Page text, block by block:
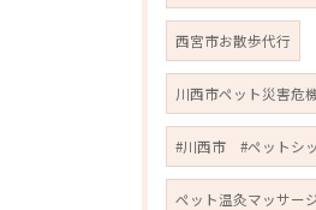
西宮市お散歩代行
川西市ペット災害危
#川西市 #ペットシ
ペット温灸マッサー